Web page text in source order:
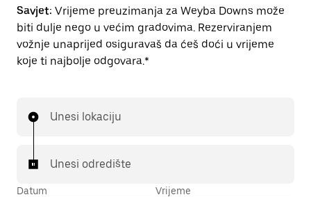
Savjet: Vrijeme preuzimanja za Weyba Downs može
biti dulje nego u većim gradovima. Rezerviranjem
vožnje unaprijed osiguravaš da ćeš doći u vrijeme
koje ti najbolje odgovara.*
Unesi lokaciju
Unesi odredište
Datum Vrijeme